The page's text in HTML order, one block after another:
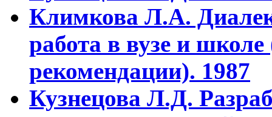
Климкова Л.А.
работа в вузе и
рекомендации). 1987
Кузнецова Л.Д.